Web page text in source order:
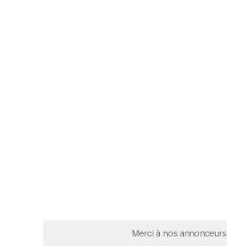
Merci à nos annonceurs